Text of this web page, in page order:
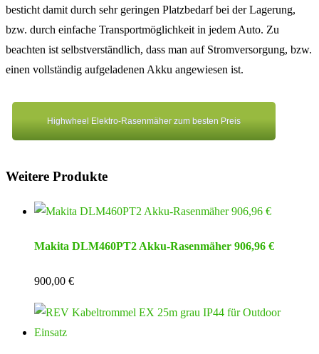
besticht damit durch sehr geringen Platzbedarf bei der Lagerung,
bzw. durch einfache Transportmöglichkeit in jedem Auto. Zu
beachten ist selbstverständlich, dass man auf Stromversorgung, bzw.
einen vollständig aufgeladenen Akku angewiesen ist.
Highwheel Elektro-Rasenmäher zum besten Preis
Weitere Produkte
Makita DLM460PT2 Akku-Rasenmäher 906,96 €
900,00 €